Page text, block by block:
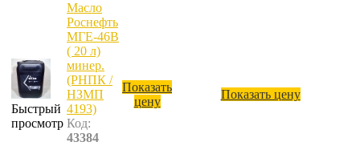
Быстрый
просмотр
Масло
Роснефть
МГЕ-46В
( 20 л)
минер.
(РНПК /
НЗМП
4193)
Код:
43384
Показать
цену
Показать цену